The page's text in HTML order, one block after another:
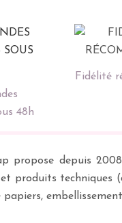
48h
Fidélité
propose depuis
produits techniques